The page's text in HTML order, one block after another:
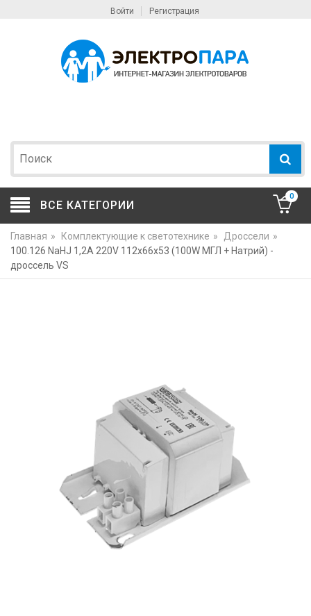
Войти Регистрация
ВСЕ КАТЕГОРИИ
0
Главная » Комплектующие к светотехнике » Дроссели »
100.126 NaHJ 1,2A 220V 112x66x53 (100W МГЛ + Натрий) -
дроссель VS